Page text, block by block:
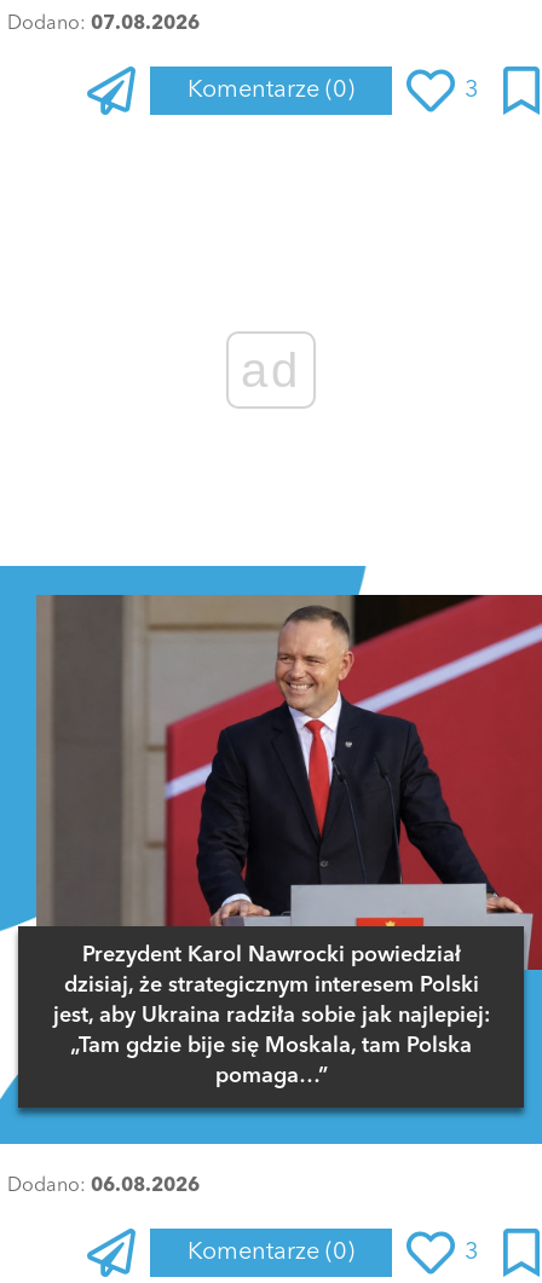
Dodano: 07.08.2026
Komentarze (0) 3
ad
Prezydent Karol Nawrocki powiedział
dzisiaj, że strategicznym interesem Polski
jest, aby Ukraina radziła sobie jak najlepiej:
„Tam gdzie bije się Moskala, tam Polska
pomaga…”
Dodano: 06.08.2026
Komentarze (0) 3